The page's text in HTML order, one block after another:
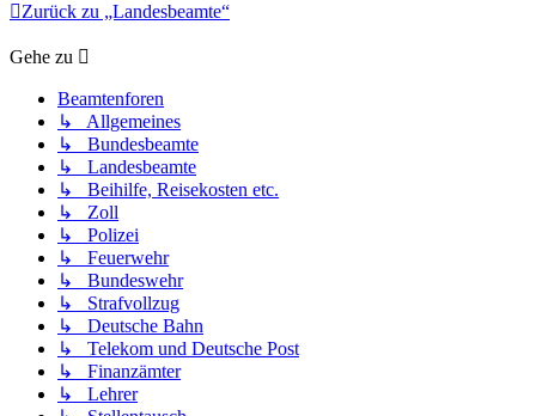
Zurück zu „Landesbeamte“
Gehe zu
Beamtenforen
↳ Allgemeines
↳ Bundesbeamte
↳ Landesbeamte
↳ Beihilfe, Reisekosten etc.
↳ Zoll
↳ Polizei
↳ Feuerwehr
↳ Bundeswehr
↳ Strafvollzug
↳ Deutsche Bahn
↳ Telekom und Deutsche Post
↳ Finanzämter
↳ Lehrer